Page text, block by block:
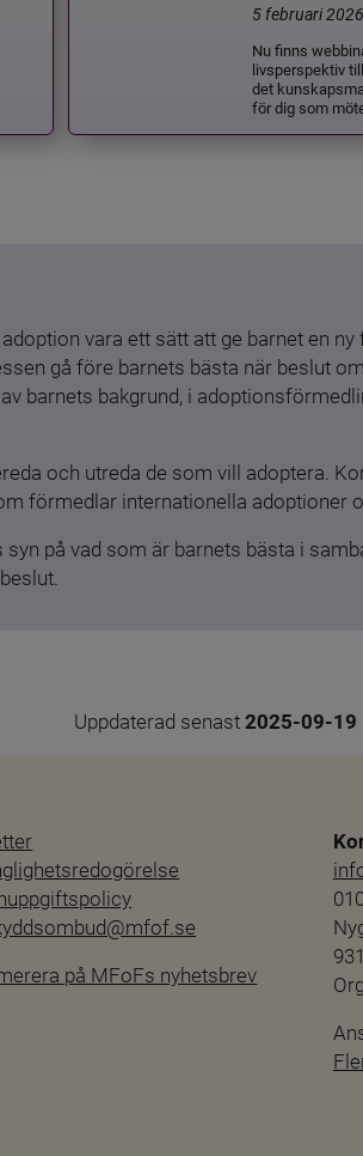
5 februari 2026
Nu finns
livsperspektiv
det
för dig som
vara ett sätt att ge barnet en
gå före barnets bästa när beslut
barnets bakgrund, i
och utreda de som vill adoptera.
förmedlar internationella adoptioner
på vad som är barnets bästa i
Uppdaterad senast 2025-09-19
på MFoFs nyhetsbrev